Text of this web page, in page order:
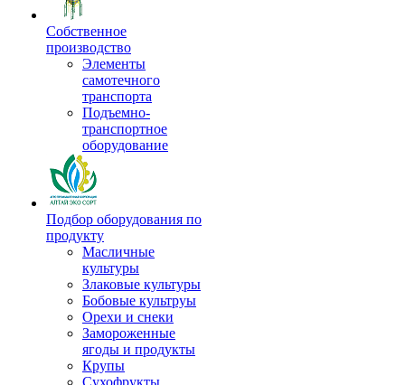
Собственное
производство
Элементы
самотечного
транспорта
Подъемно-
транспортное
оборудование
Подбор оборудования по
продукту
Масличные
культуры
Злаковые культуры
Бобовые культруы
Орехи и снеки
Замороженные
ягоды и продукты
Крупы
Сухофрукты